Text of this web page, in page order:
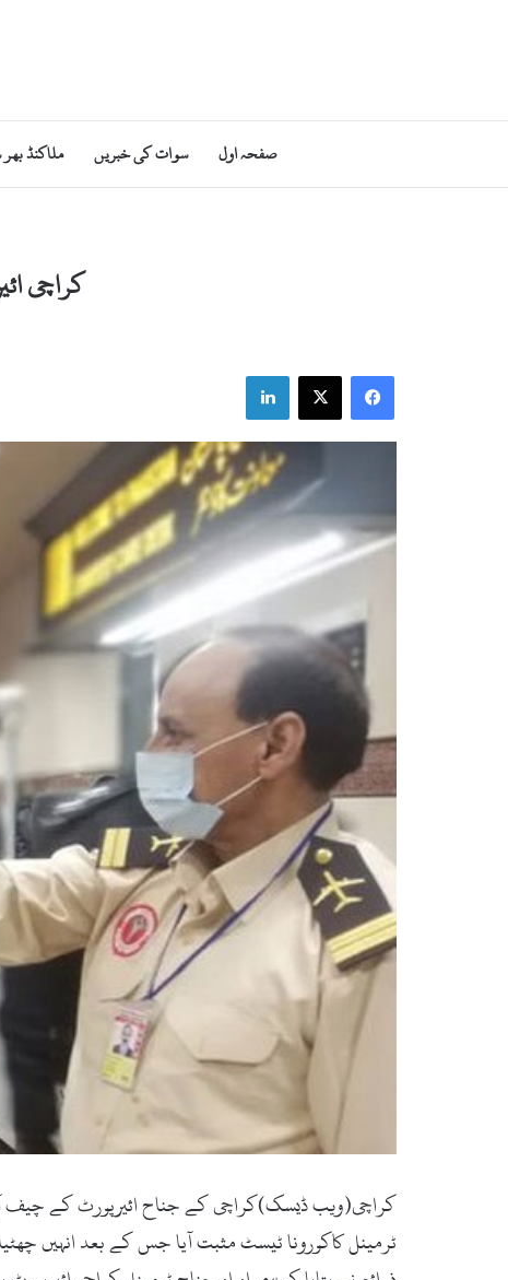
صفحہ اول سوات کی خبریں ملاکنڈ
کراچی
Facebook
X
LinkedIn
کراچی(ویب ڈیسک)کراچی کے جناح ائیرپورٹ کے چیف
ٹرمینل کاکورونا ٹیسٹ مثبت آیا جس کے بعد انہیں